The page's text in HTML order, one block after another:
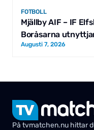
FOTBOLL
Mjällby AIF – IF
Boråsarna
Augusti 7, 2026
På tvmatchen.nu hittar